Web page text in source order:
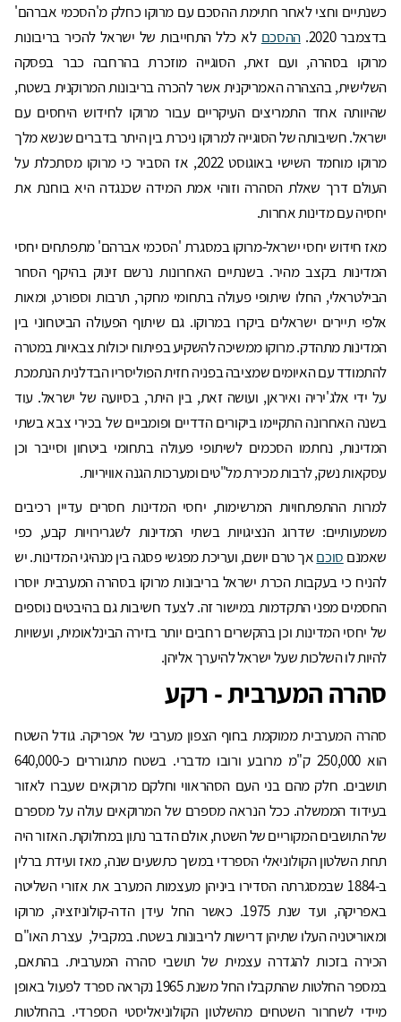
כשנתיים וחצי לאחר חתימת ההסכם עם מרוקו כחלק מ'הסכמי אברהם'
בדצמבר 2020.
ההסכם לא כלל התחייבות של ישראל להכיר בריבונות
מרוקו בסהרה, ועם זאת, הסוגייה מוזכרת בהרחבה כבר בפסקה
השלישית, בהצהרה האמריקנית אשר להכרה בריבונות המרוקנית בשטח,
שהיוותה אחד התמריצים העיקריים עבור מרוקו לחידוש היחסים עם
ישראל. חשיבותה של הסוגייה למרוקו ניכרת בין היתר בדברים שנשא מלך
מרוקו מוחמד השישי באוגוסט 2022, אז הסביר כי מרוקו מסתכלת על
העולם דרך שאלת הסהרה וזוהי אמת המידה שכנגדה היא בוחנת את
יחסיה עם מדינות אחרות.
מאז חידוש יחסי ישראל-מרוקו במסגרת 'הסכמי אברהם' מתפתחים יחסי
המדינות בקצב מהיר. בשנתיים האחרונות נרשם זינוק בהיקף הסחר
הבילטראלי, החלו שיתופי פעולה בתחומי מחקר, תרבות וספורט, ומאות
אלפי תיירים ישראלים ביקרו במרוקו. גם שיתוף הפעולה הביטחוני בין
המדינות מתהדק. מרוקו ממשיכה להשקיע בפיתוח יכולות צבאיות במטרה
להתמודד עם האיומים שמציבה בפניה חזית הפוליסריו הבדלנית הנתמכת
על ידי אלג'יריה ואיראן, ועושה זאת, בין היתר, בסיועה של ישראל. עוד
בשנה האחרונה התקיימו ביקורים הדדיים ופומביים של בכירי צבא בשתי
המדינות, נחתמו הסכמים לשיתופי פעולה בתחומי ביטחון וסייבר וכן
עסקאות נשק, לרבות מכירת מל"טים ומערכות הגנה אוויריות.
למרות ההתפתחויות המרשימות, יחסי המדינות חסרים עדיין רכיבים
משמעותיים: שדרוג הנציגויות בשתי המדינות לשגרירויות קבע, כפי
שאמנם סוכםאך טרם יושם, ועריכת מפגשי פסגה בין מנהיגי המדינות. יש
להניח כי בעקבות הכרת ישראל בריבונות מרוקו בסהרה המערבית יוסרו
החסמים מפני התקדמות במישור זה. לצעד חשיבות גם בהיבטים נוספים
של יחסי המדינות וכן בהקשרים רחבים יותר בזירה הבינלאומית, ועשויות
להיות לו השלכות שעל ישראל להיערך אליהן.
סהרה המערבית - רקע
סהרה המערבית ממוקמת בחוף הצפון מערבי של אפריקה. גודל השטח
הוא 250,000 ק"מ מרובע ורובו מדברי. בשטח מתגוררים כ-640,000
תושבים. חלק מהם בני העם הסהראווי וחלקם מרוקאים שעברו לאזור
בעידוד הממשלה. ככל הנראה מספרם של המרוקאים עולה על מספרם
של התושבים המקוריים של השטח, אולם הדבר נתון במחלוקת. האזור היה
תחת השלטון הקולוניאלי הספרדי במשך כתשעים שנה, מאז ועידת ברלין
ב-1884 שבמסגרתה הסדירו ביניהן מעצמות המערב את אזורי השליטה
באפריקה, ועד שנת 1975. כאשר החל עידן הדה-קולוניזציה, מרוקו
ומאוריטניה העלו שתיהן דרישות לריבונות בשטח. במקביל, עצרת האו"ם
הכירה בזכות להגדרה עצמית של תושבי סהרה המערבית. בהתאם,
במספר החלטות שהתקבלו החל משנת 1965 נקראה ספרד לפעול באופן
מיידי לשחרור השטחים מהשלטון הקולוניאליסטי הספרדי. בהחלטות